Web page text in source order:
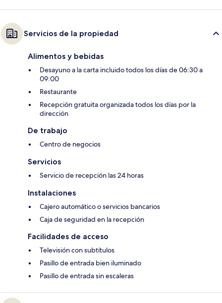
Servicios de la propiedad
Alimentos y bebidas
Desayuno a la carta incluido todos los días de 06:30 a
09:00
Restaurante
Recepción gratuita organizada todos los días por la
dirección
De trabajo
Centro de negocios
Servicios
Servicio de recepción las 24 horas
Instalaciones
Cajero automático o servicios bancarios
Caja de seguridad en la recepción
Facilidades de acceso
Televisión con subtítulos
Pasillo de entrada bien iluminado
Pasillo de entrada sin escaleras